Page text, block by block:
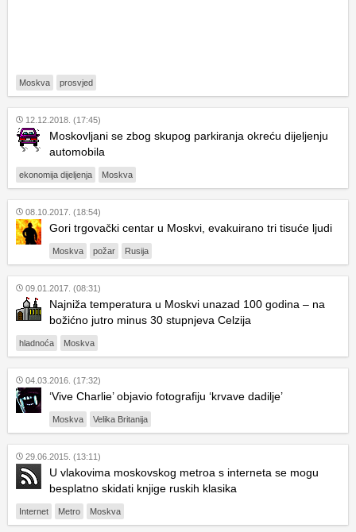
Moskva prosvjed
12.12.2018. (17:45)
Moskovljani se zbog skupog parkiranja okreću dijeljenju
automobila
ekonomija dijeljenja Moskva
08.10.2017. (18:54)
Gori trgovački centar u Moskvi, evakuirano tri tisuće ljudi
Moskva požar Rusija
09.01.2017. (08:31)
Najniža temperatura u Moskvi unazad 100 godina – na
božićno jutro minus 30 stupnjeva Celzija
hladnoća Moskva
04.03.2016. (17:32)
‘Vive Charlie’ objavio fotografiju ‘krvave dadilje’
Moskva Velika Britanija
29.06.2015. (13:11)
U vlakovima moskovskog metroa s interneta se mogu
besplatno skidati knjige ruskih klasika
Internet Metro Moskva